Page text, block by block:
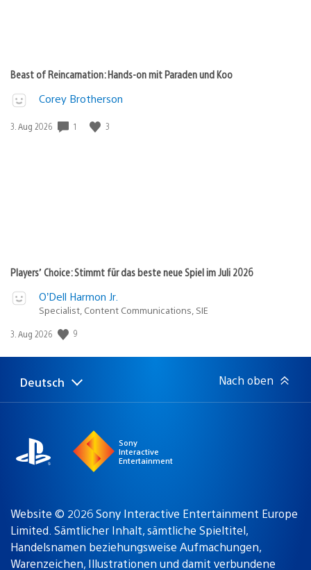
Beast of Reincarnation: Hands-on mit Paraden und Koo
Corey Brotherson
Veröffentlichungsdatum:
3. Aug 2026 1 3
Players’ Choice: Stimmt für das beste neue Spiel im Juli 2026
O’Dell Harmon Jr.
Specialist, Content Communications, SIE
Veröffentlichungsdatum:
3. Aug 2026 9
Select
a
Aktuelle
Region:
Deutsch Nach oben
Sony
Interactive
Entertainment
Website © 2026 Sony Interactive Entertainment Europe
Limited. Sämtlicher Inhalt, sämtliche Spieltitel,
Handelsnamen beziehungsweise Aufmachungen,
Warenzeichen, Illustrationen und damit verbundene